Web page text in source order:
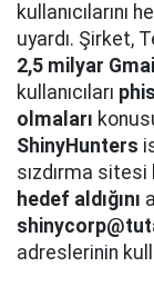
kullanıcılarını
uyardı. Şirket,
2,5 milyar
kullanıcıları
olmaları
ShinyHunters
sızdırma sitesi
hedef aldığını
adreslerinin